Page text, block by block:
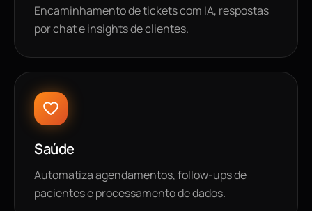
Encaminhamento de tickets com IA, respostas
por chat e insights de clientes.
Saúde
Automatiza agendamentos, follow-ups de
pacientes e processamento de dados.